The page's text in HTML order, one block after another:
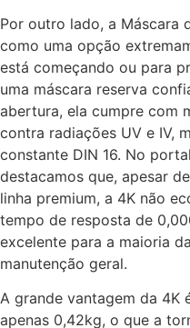
Por outro lado, a Máscara
como uma opção
está começando ou para
uma máscara reserva
abertura, ela cumpre com
contra radiações UV e IV,
constante DIN 16. No portal
destacamos que, apesar
linha premium, a 4K não
tempo de resposta de
excelente para a maioria
manutenção geral.
A grande vantagem da 4K
apenas 0,42kg, o que a